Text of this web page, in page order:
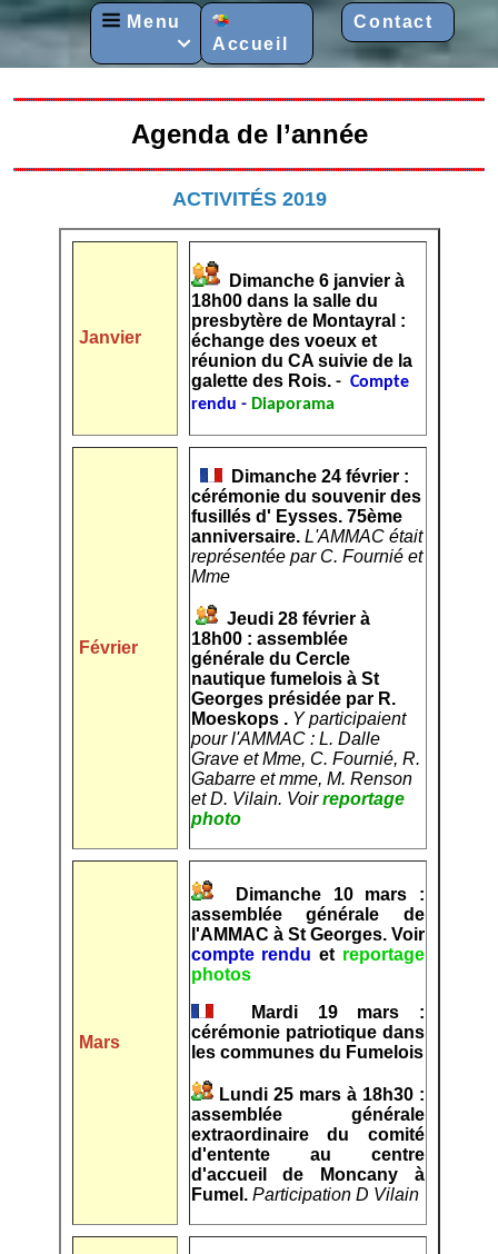
Menu
 Accueil
Contact
Agenda de l’année
ACTIVITÉS 2019
Janvier
Dimanche 6 janvier à
18h00 dans la salle du
presbytère de Montayral :
échange des voeux et
réunion du CA suivie de la
galette des Rois. - Compte
rendu - Diaporama
Février
Dimanche 24 février :
cérémonie du souvenir des
fusillés d' Eysses. 75ème
anniversaire. L'AMMAC était
représentée par C. Fournié et
Mme
Jeudi 28 février à
18h00 : assemblée
générale du Cercle
nautique fumelois à St
Georges présidée par R.
Moeskops . Y participaient
pour l'AMMAC : L. Dalle
Grave et Mme, C. Fournié, R.
Gabarre et mme, M. Renson
et D. Vilain. Voir reportage
photo
Mars
Dimanche 10 mars :
assemblée générale de
l'AMMAC à St Georges. Voir
compte rendu et reportage
photos
Mardi 19 mars :
cérémonie patriotique dans
les communes du Fumelois
Lundi 25 mars à 18h30 :
assemblée générale
extraordinaire du comité
d'entente au centre
d'accueil de Moncany à
Fumel. Participation D Vilain